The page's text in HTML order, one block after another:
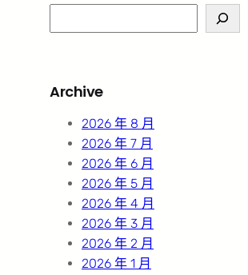
e
c
Archive
2026 年 8 月
2026 年 7 月
2026 年 6 月
2026 年 5 月
2026 年 4 月
2026 年 3 月
2026 年 2 月
2026 年 1 月